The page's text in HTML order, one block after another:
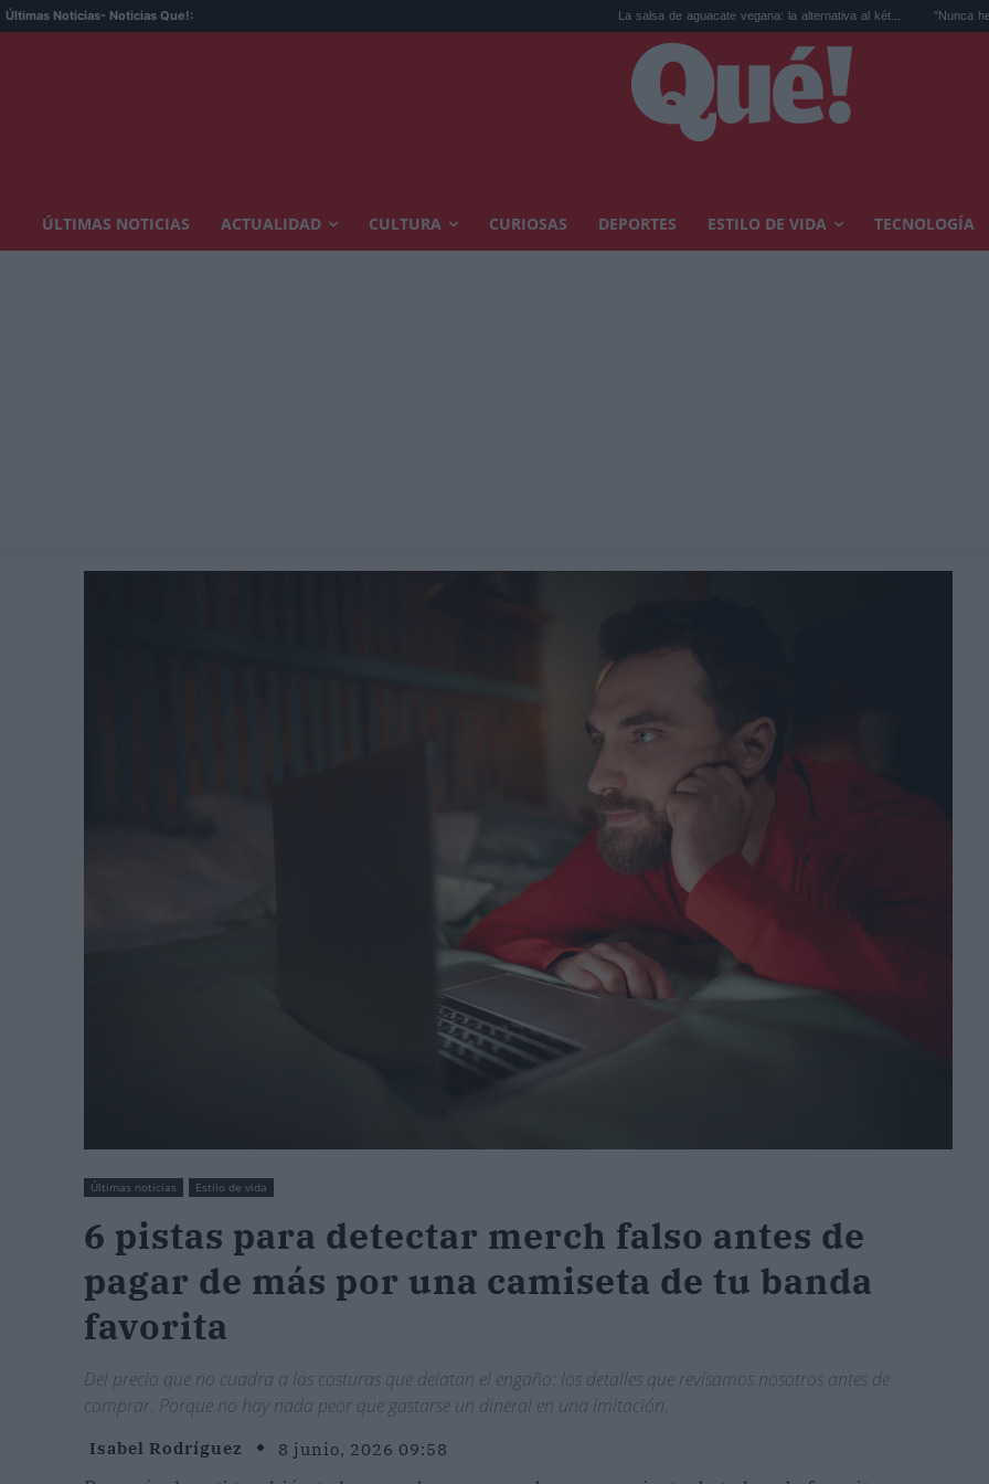
Últimas Noticias- Noticias Que!: La salsa de aguacate vegana: la alternativa al két... "Nunca he sido un
ÚLTIMAS NOTICIAS ACTUALIDAD CULTURA CURIOSAS DEPORTES ESTILO DE VIDA TECNOLOGÍA
Últimas noticias Estilo de vida
6 pistas para detectar merch falso antes de
pagar de más por una camiseta de tu banda
favorita
Del precio que no cuadra a las costuras que delatan el engaño: los detalles que revisamos nosotros antes de
comprar. Porque no hay nada peor que gastarse un dineral en una imitación.
Isabel Rodríguez 8 junio, 2026 09:58